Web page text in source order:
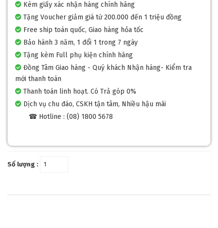
Kèm giấy xác nhận hàng chính hãng
Tặng Voucher giảm giá từ 200.000 đến 1 triệu đồng
Free ship toàn quốc, Giao hàng hỏa tốc
Bảo hành 3 năm, 1 đổi 1 trong 7 ngày
Tặng kèm Full phụ kiện chính hãng
Đồng Tâm Giao hàng - Quý khách Nhận hàng- Kiểm tra
mới thanh toán
Thanh toán linh hoạt. Có Trả góp 0%
Dịch vụ chu đáo, CSKH tận tâm, Nhiều hậu mãi
☎ Hotline : (08) 1800 5678
Số lượng :